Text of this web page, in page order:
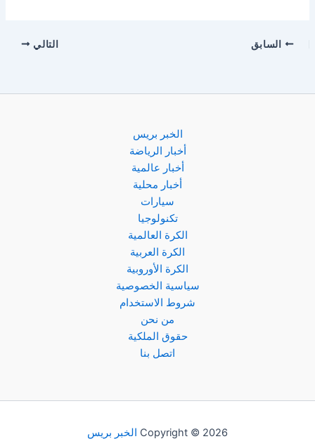
السابق التالي
الخبر بريس
أخبار الرياضة
أخبار عالمية
أخبار محلية
سيارات
تكنولوجيا
الكرة العالمية
الكرة العربية
الكرة الأوروبية
سياسية الخصوصية
شروط الاستخدام
من نحن
حقوق الملكية
اتصل بنا
Copyright © 2026 الخبر بريس